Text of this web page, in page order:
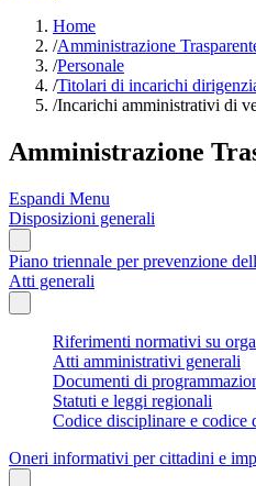
Home
/Amministrazione
/Personale
/Titolari di incarichi
/Incarichi amministrativi di
Amministrazione
Espandi Menu
Disposizioni generali
Piano triennale per prevenzione
Atti generali
Riferimenti normativi su
Atti amministrativi generali
Documenti di
Statuti e leggi regionali
Codice disciplinare e codice
Oneri informativi per cittadini e